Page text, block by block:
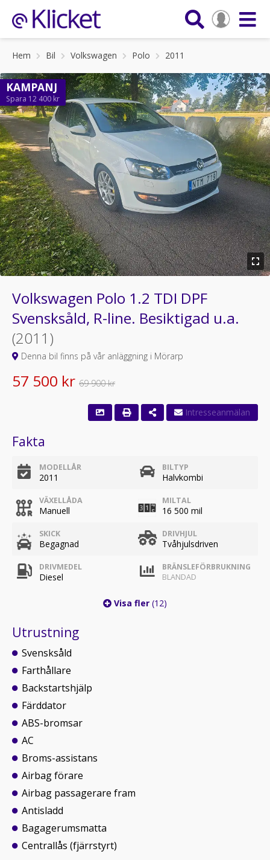
Hem Bil Volkswagen Polo 2011
KAMPANJ
Spara 12 400 kr
Volkswagen Polo 1.2 TDI DPF
Svensksåld, R-line. Besiktigad u.a.
(2011)
Denna bil finns på vår anläggning i Mörarp
57 500 kr 69 900 kr
Fakta
MODELLÅR
2011
BILTYP
Halvkombi
VÄXELLÅDA
Manuell
MILTAL
16 500 mil
SKICK
Begagnad
DRIVHJUL
Tvåhjulsdriven
DRIVMEDEL
Diesel
BRÄNSLEFÖRBRUKNING
BLANDAD
Visa fler (12)
Utrustning
Svensksåld
Farthållare
Backstartshjälp
Färddator
ABS-bromsar
AC
Broms-assistans
Airbag förare
Airbag passagerare fram
Antisladd
Bagagerumsmatta
Centrallås (fjärrstyrt)